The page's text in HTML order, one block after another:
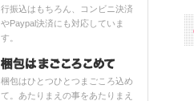
行振込はもちろん、コンビニ決済
やPaypal決済にも対応していま
す。
梱包はひとつひとつまごころ込め
て。あたりまえの事をあたりまえ